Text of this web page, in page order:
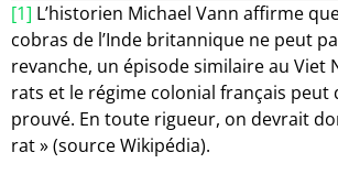
[1] L’historien Michael Vann affirme
cobras de l’Inde britannique ne peut
revanche, un épisode similaire au Viet
rats et le régime colonial français peut
prouvé. En toute rigueur, on devrait
rat » (source Wikipédia).